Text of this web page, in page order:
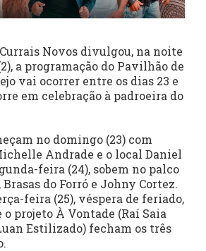
Novos divulgou, na noite
a programação do Pavilhão de
vai ocorrer entre os dias 23 e
em celebração à padroeira do
no domingo (23) com
Andrade e o local Daniel
feira (24), sobem no palco
do Forró e Johny Cortez.
feira (25), véspera de feriado,
o projeto À Vontade (Raí Saia
Estilizado) fecham os três